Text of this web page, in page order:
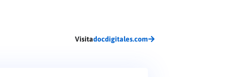
Visitadocdigitales.com